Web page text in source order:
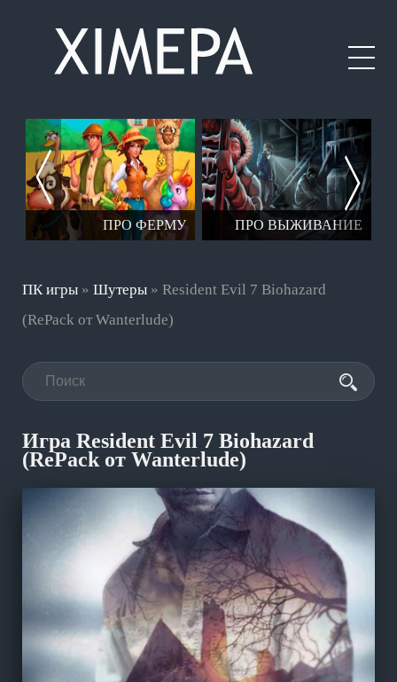
ПРО ФЕРМУ ПРО ВЫЖИВАНИЕ
ПК игры » Шутеры » Resident Evil 7 Biohazard
(RePack от Wanterlude)
Игра Resident Evil 7 Biohazard
(RePack от Wanterlude)